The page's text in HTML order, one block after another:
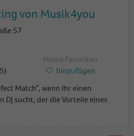
von Musik4you
57
Meine Favoriten
hinzufügen
Match“, wenn Ihr einen
DJ sucht, der die Vorteile eines